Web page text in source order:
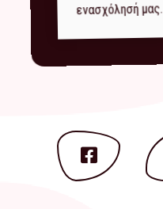
ενασχόλησή μας.